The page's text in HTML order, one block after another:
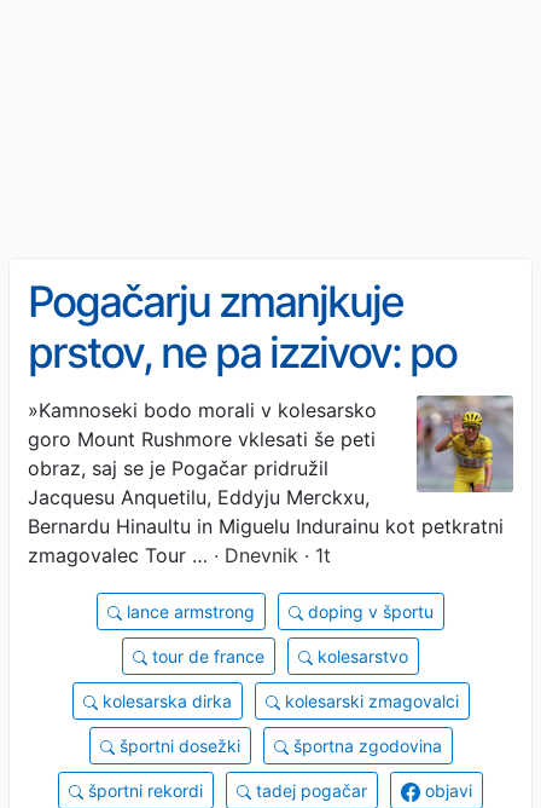
Pogačarju zmanjkuje
prstov, ne pa izzivov: po
zgodovinski zmagi še
spektakel v Komendi
»Kamnoseki bodo morali v kolesarsko
goro Mount Rushmore vklesati še peti
obraz, saj se je Pogačar pridružil
Jacquesu Anquetilu, Eddyju Merckxu,
Bernardu Hinaultu in Miguelu Indurainu kot petkratni
zmagovalec Tour … · Dnevnik · 1t
lance armstrong doping v športu
tour de france kolesarstvo
kolesarska dirka kolesarski zmagovalci
športni dosežki športna zgodovina
športni rekordi tadej pogačar objavi